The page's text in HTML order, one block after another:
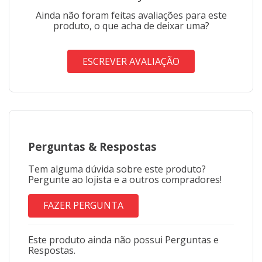
Ainda não foram feitas avaliações para este
produto, o que acha de deixar uma?
ESCREVER AVALIAÇÃO
Perguntas & Respostas
Tem alguma dúvida sobre este produto?
Pergunte ao lojista e a outros compradores!
FAZER PERGUNTA
Este produto ainda não possui Perguntas e
Respostas.